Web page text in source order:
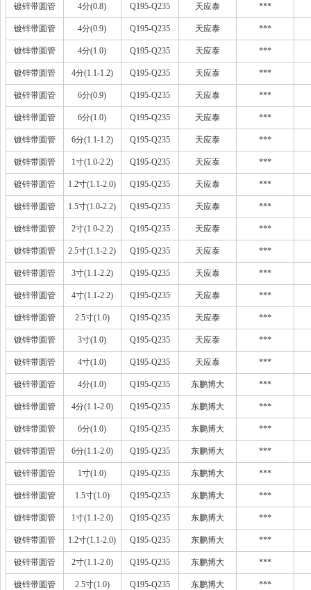
镀锌带圆管 4分(0.8) Q195-Q235 天应泰 ***
镀锌带圆管 4分(0.9) Q195-Q235 天应泰 ***
镀锌带圆管 4分(1.0) Q195-Q235 天应泰 ***
镀锌带圆管 4分(1.1-1.2) Q195-Q235 天应泰 ***
镀锌带圆管 6分(0.9) Q195-Q235 天应泰 ***
镀锌带圆管 6分(1.0) Q195-Q235 天应泰 ***
镀锌带圆管 6分(1.1-1.2) Q195-Q235 天应泰 ***
镀锌带圆管 1寸(1.0-2.2) Q195-Q235 天应泰 ***
镀锌带圆管 1.2寸(1.1-2.0) Q195-Q235 天应泰 ***
镀锌带圆管 1.5寸(1.0-2.2) Q195-Q235 天应泰 ***
镀锌带圆管 2寸(1.0-2.2) Q195-Q235 天应泰 ***
镀锌带圆管 2.5寸(1.1-2.2) Q195-Q235 天应泰 ***
镀锌带圆管 3寸(1.1-2.2) Q195-Q235 天应泰 ***
镀锌带圆管 4寸(1.1-2.2) Q195-Q235 天应泰 ***
镀锌带圆管 2.5寸(1.0) Q195-Q235 天应泰 ***
镀锌带圆管 3寸(1.0) Q195-Q235 天应泰 ***
镀锌带圆管 4寸(1.0) Q195-Q235 天应泰 ***
镀锌带圆管 4分(1.0) Q195-Q235 东鹏博大 ***
镀锌带圆管 4分(1.1-2.0) Q195-Q235 东鹏博大 ***
镀锌带圆管 6分(1.0) Q195-Q235 东鹏博大 ***
镀锌带圆管 6分(1.1-2.0) Q195-Q235 东鹏博大 ***
镀锌带圆管 1寸(1.0) Q195-Q235 东鹏博大 ***
镀锌带圆管 1.5寸(1.0) Q195-Q235 东鹏博大 ***
镀锌带圆管 1寸(1.1-2.0) Q195-Q235 东鹏博大 ***
镀锌带圆管 1.2寸(1.1-2.0) Q195-Q235 东鹏博大 ***
镀锌带圆管 2寸(1.1-2.0) Q195-Q235 东鹏博大 ***
镀锌带圆管 2.5寸(1.0) Q195-Q235 东鹏博大 ***